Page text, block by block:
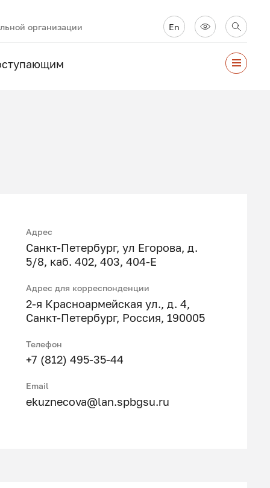
организации En
Адрес
Санкт-Петербург, ул Егорова, д.
5/8, каб. 402, 403, 404-Е
Адрес для корреспонденции
2-я Красноармейская ул., д. 4,
Санкт-Петербург, Россия, 190005
Телефон
+7 (812) 495-35-44
Email
ekuznecova@lan.spbgsu.ru